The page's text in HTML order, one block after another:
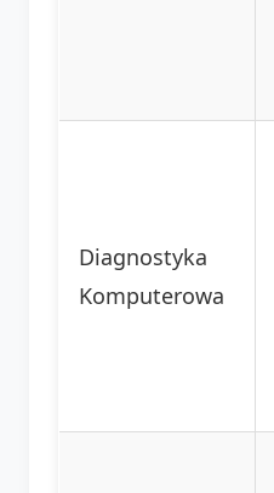
Diagnostyka
Komputerowa